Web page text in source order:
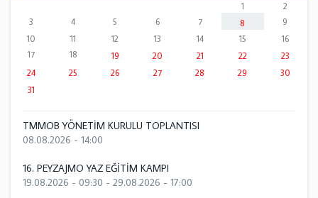
1
2
3
4 5 6 7 8
9
10
11 12 13 14 15
16
17
18 19 20 21 22
23
24
25 26 27 28 29
30
31
TMMOB YÖNETİM KURULU TOPLANTISI
08.08.2026 - 14:00
16. PEYZAJMO YAZ EĞİTİM KAMPI
19.08.2026 - 09:30 - 29.08.2026 - 17:00